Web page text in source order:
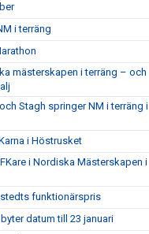
i terräng
mästerskapen i terräng – och
Stagh springer NM i terräng i
i Höstrusket
i Nordiska Mästerskapen i
funktionärspris
datum till 23 januari